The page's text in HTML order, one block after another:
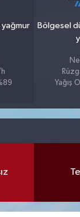
Bölgesel
Yağış